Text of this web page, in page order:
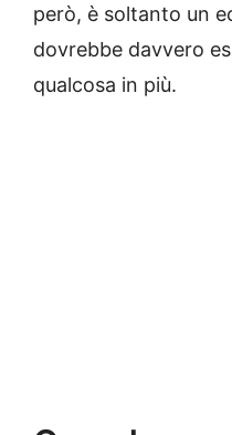
però, è soltanto un
dovrebbe davvero
qualcosa in più.